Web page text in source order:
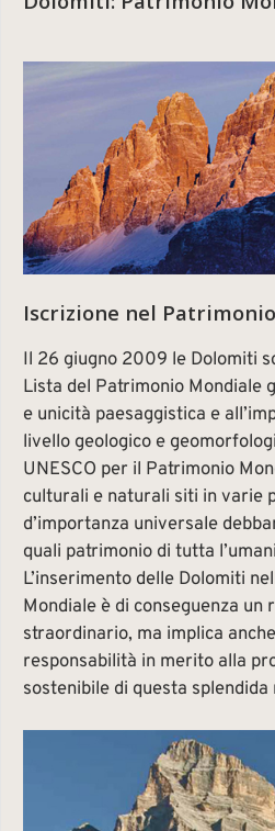
Iscrizione nel
Il 26 giugno 2009 le Dolomiti
Lista del Patrimonio Mondiale
e unicità paesaggistica e
livello geologico e
UNESCO per il Patrimonio
culturali e naturali siti in varie
d’importanza universale
quali patrimonio di tutta
L’inserimento delle Dolomiti
Mondiale è di conseguenza un
straordinario, ma implica
responsabilità in merito alla
sostenibile di questa splendida